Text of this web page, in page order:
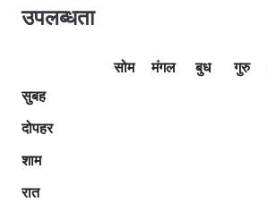
उपलब्धता
सोम मंगल बुध गुरु
सुबह
दोपहर
शाम
रात